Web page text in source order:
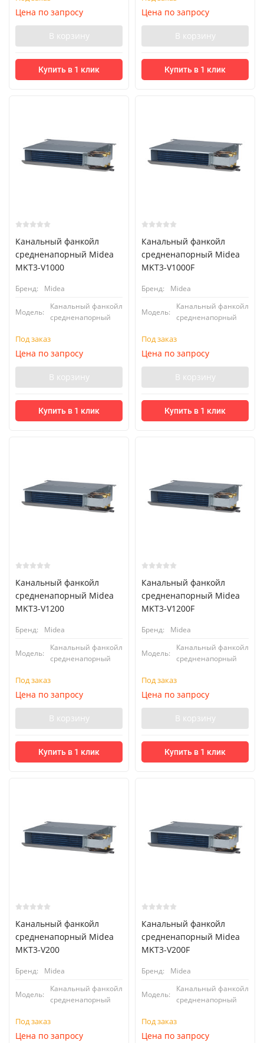
Цена по запросу
В корзину
Купить в 1 клик
Цена по запросу
В корзину
Купить в 1 клик
Канальный фанкойл
средненапорный Midea
MKT3-V1000
Бренд: Midea
Модель:
Канальный фанкойл
средненапорный
Под заказ
Цена по запросу
В корзину
Купить в 1 клик
Канальный фанкойл
средненапорный Midea
MKT3-V1000F
Бренд: Midea
Модель:
Канальный фанкойл
средненапорный
Под заказ
Цена по запросу
В корзину
Купить в 1 клик
Канальный фанкойл
средненапорный Midea
MKT3-V1200
Бренд: Midea
Модель:
Канальный фанкойл
средненапорный
Под заказ
Цена по запросу
В корзину
Купить в 1 клик
Канальный фанкойл
средненапорный Midea
MKT3-V1200F
Бренд: Midea
Модель:
Канальный фанкойл
средненапорный
Под заказ
Цена по запросу
В корзину
Купить в 1 клик
Канальный фанкойл
средненапорный Midea
MKT3-V200
Бренд: Midea
Модель:
Канальный фанкойл
средненапорный
Под заказ
Цена по запросу
Канальный фанкойл
средненапорный Midea
MKT3-V200F
Бренд: Midea
Модель:
Канальный фанкойл
средненапорный
Под заказ
Цена по запросу